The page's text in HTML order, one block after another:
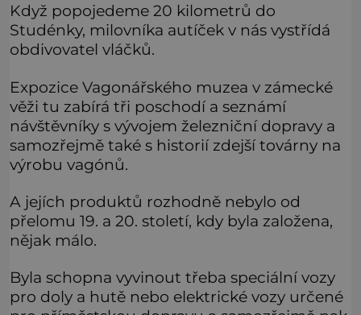
Když popojedeme 20 kilometrů do
Studénky, milovníka autíček v nás vystřídá
obdivovatel vláčků.
Expozice Vagonářského muzea v zámecké
věži tu zabírá tři poschodí a seznámí
návštěvníky s vývojem železniční dopravy a
samozřejmě také s historií zdejší továrny na
výrobu vagónů.
A jejích produktů rozhodně nebylo od
přelomu 19. a 20. století, kdy byla založena,
nějak málo.
Byla schopna vyvinout třeba speciální vozy
pro doly a hutě nebo elektrické vozy určené